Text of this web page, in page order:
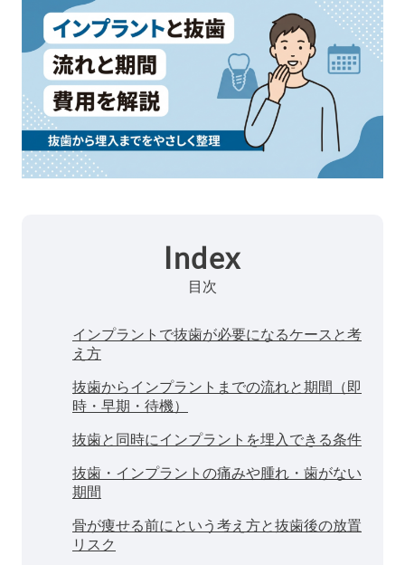
Index
目次
インプラントで抜歯が必要になるケースと考
え方
抜歯からインプラントまでの流れと期間（即
時・早期・待機）
抜歯と同時にインプラントを埋入できる条件
抜歯・インプラントの痛みや腫れ・歯がない
期間
骨が痩せる前にという考え方と抜歯後の放置
リスク